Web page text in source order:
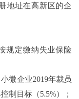
地址在高新区的企
规定缴纳失业保险
微企业2019年裁员
制目标（5.5%）；